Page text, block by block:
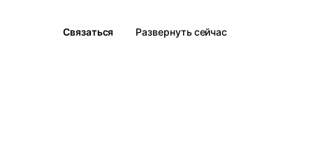
Связаться Развернуть сейчас